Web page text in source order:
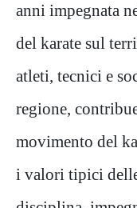
anni impegnata
del karate sul
atleti, tecnici e
regione,
movimento del
i valori tipici